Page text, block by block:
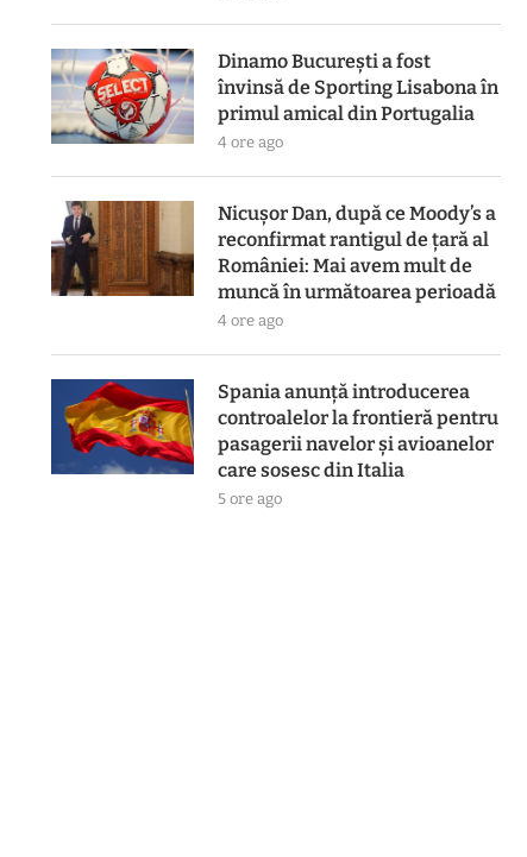
Dinamo București a fost
învinsă de Sporting Lisabona în
primul amical din Portugalia
4 ore ago
Nicușor Dan, după ce Moody’s a
reconfirmat rantigul de țară al
României: Mai avem mult de
muncă în următoarea perioadă
4 ore ago
Spania anunță introducerea
controalelor la frontieră pentru
pasagerii navelor și avioanelor
care sosesc din Italia
5 ore ago